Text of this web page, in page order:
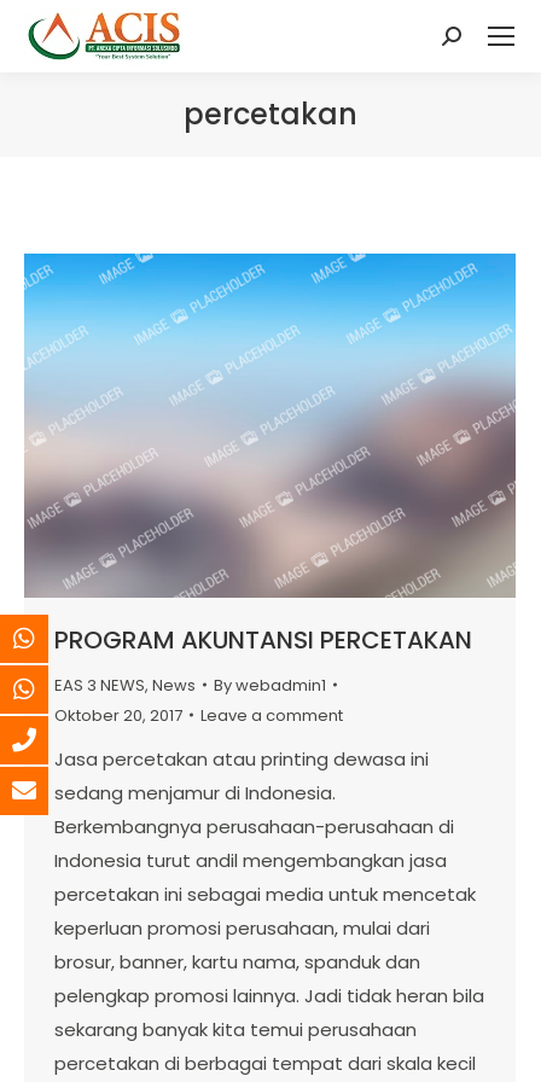
Search:
percetakan
PROGRAM AKUNTANSI PERCETAKAN
EAS 3 NEWS, News Bywebadmin1
Oktober 20, 2017
Leave a comment
Jasa percetakan atau printing dewasa ini
sedang menjamur di Indonesia.
Berkembangnya perusahaan-perusahaan di
Indonesia turut andil mengembangkan jasa
percetakan ini sebagai media untuk mencetak
keperluan promosi perusahaan, mulai dari
brosur, banner, kartu nama, spanduk dan
pelengkap promosi lainnya. Jadi tidak heran bila
sekarang banyak kita temui perusahaan
percetakan di berbagai tempat dari skala kecil